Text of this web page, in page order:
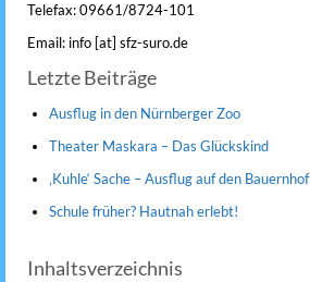
Telefax: 09661/8724-101
Email: info [at] sfz-suro.de
Letzte Beiträge
Ausflug in den Nürnberger Zoo
Theater Maskara – Das Glückskind
‚Kuhle‘ Sache – Ausflug auf den Bauernhof
Schule früher? Hautnah erlebt!
Inhaltsverzeichnis